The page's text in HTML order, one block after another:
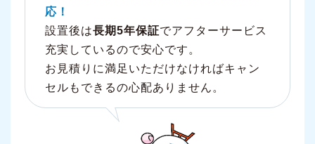
応！
設置後は長期5年保証でアフターサービス
充実しているので安心です。
お見積りに満足いただけなければキャン
セルもできるの心配ありません。